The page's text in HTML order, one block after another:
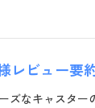
レビュー要
ズなキャスタ